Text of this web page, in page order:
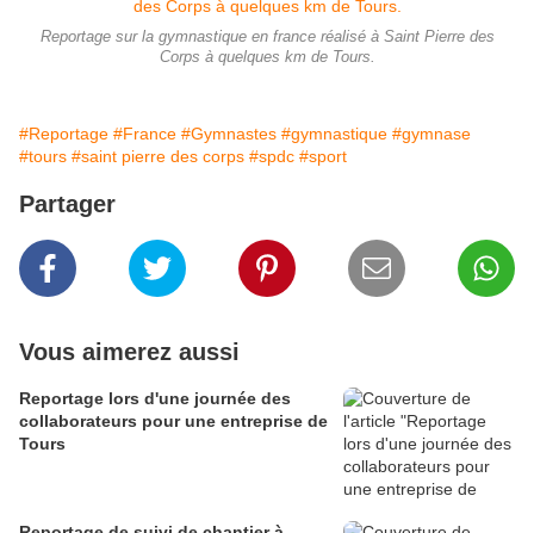
Reportage sur la gymnastique en france réalisé à Saint Pierre des
Corps à quelques km de Tours.
#Reportage #France #Gymnastes #gymnastique #gymnase
#tours #saint pierre des corps #spdc #sport
Partager
Vous aimerez aussi
Reportage lors d'une journée des
collaborateurs pour une entreprise de
Tours